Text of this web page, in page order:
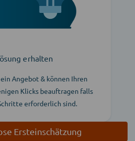
erhalten
Angebot & können Ihren
Klicks beauftragen falls
erforderlich sind.
Ersteinschätzung